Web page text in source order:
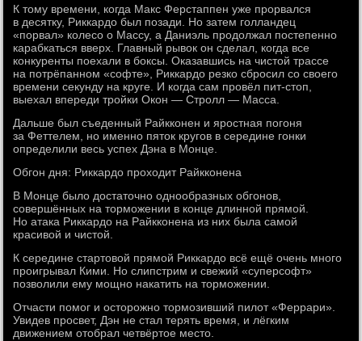
К тому времени, когда Макс Ферстаппен уже прорвался
в десятку, Риккардо был позади. Но затем голландец
«порвал» колесо о Массу, а Даниэль продолжал постепенно
карабкаться вверх. Главный рывок он сделал, когда все
конкуренты поехали в боксы. Оказавшись на чистой трассе
на потрёпанном «софте», Риккардо резко сбросил со своего
времени секунду на круге. И когда сам провёл пит-стоп,
выехал впереди тройки Окон — Стролл — Масса.
Дальше был съеденный Райкконен и яростная погоня
за Феттелем, но именно пяток кругов в середине гонки
определили весь успех Дэна в Монце.
Обгон дня: Риккардо проходит Райкконена
В Монце было достаточно однообразных обгонов,
совершённых на торможении в конце длинной прямой.
Но атака Риккардо на Райкконена из них была самой
красивой и чистой.
К середине стартовой прямой Риккардо всё ещё очень много
проигрывал Кими. Но слипстрим и свежий «суперсофт»
позволили ему мощно накатить на торможении.
Отчасти помог и осторожно тормозивший пилот «Феррари».
Увидев просвет, Дэн не стал терять время, и лёгким
движением отобрал четвёртое место.